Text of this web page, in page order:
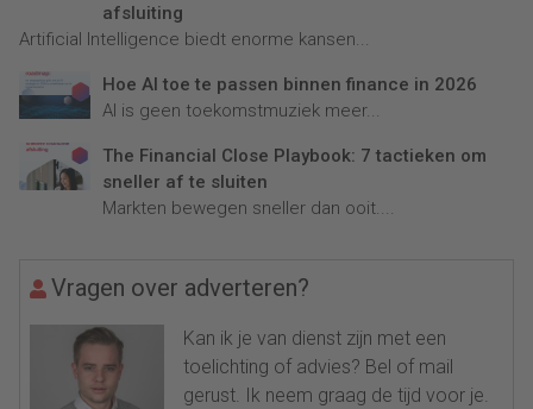
afsluiting
Artificial Intelligence biedt enorme kansen...
Hoe AI toe te passen binnen finance in 2026
AI is geen toekomstmuziek meer...
The Financial Close Playbook: 7 tactieken om
sneller af te sluiten
Markten bewegen sneller dan ooit....
Vragen over adverteren?
Kan ik je van dienst zijn met een
toelichting of advies? Bel of mail
gerust. Ik neem graag de tijd voor je.